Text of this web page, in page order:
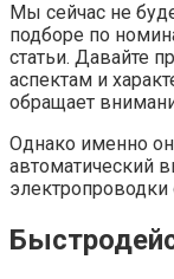
Мы сейчас не
подборе по
статьи. Давайте
аспектам и
обращает
Однако именно
автоматический